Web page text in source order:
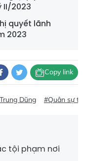
II/2023
quyết lãnh
2023
Copy link
Dũng #Quân sự
tội phạm nơi